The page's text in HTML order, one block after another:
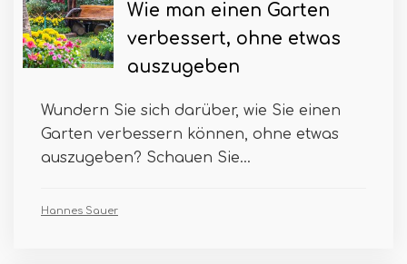
Wie man einen Garten
verbessert, ohne etwas
auszugeben
Wundern Sie sich darüber, wie Sie einen
Garten verbessern können, ohne etwas
auszugeben? Schauen Sie...
Hannes Sauer